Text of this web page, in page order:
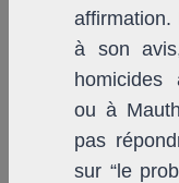
à son
homicides
ou à
pas
sur “le